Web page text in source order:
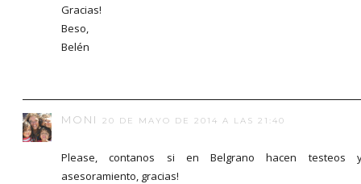
Gracias!
Beso,
Belén
MONI 20 DE MAYO DE 2014 A LAS 21:40
Please, contanos si en Belgrano hacen testeos
asesoramiento, gracias!